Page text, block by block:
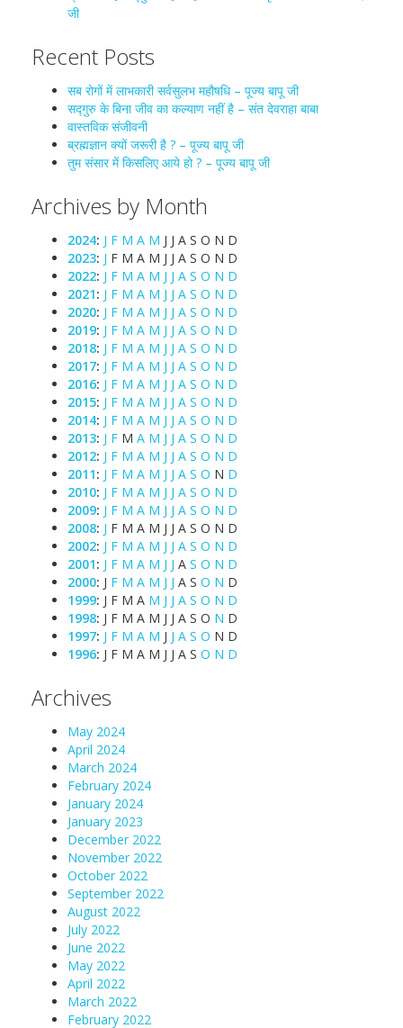
जी
Recent Posts
सब रोगों में लाभकारी सर्वसुलभ महौषधि – पूज्य बापू जी
सद्गुरु के बिना जीव का कल्याण नहीं है – संत देवराहा बाबा
वास्तविक संजीवनी
ब्रह्मज्ञान क्यों जरूरी है ? – पूज्य बापू जी
तुम संसार में किसलिए आये हो ? – पूज्य बापू जी
Archives by Month
2024: J F M A M J J A S O N D
2023: J F M A M J J A S O N D
2022: J F M A M J J A S O N D
2021: J F M A M J J A S O N D
2020: J F M A M J J A S O N D
2019: J F M A M J J A S O N D
2018: J F M A M J J A S O N D
2017: J F M A M J J A S O N D
2016: J F M A M J J A S O N D
2015: J F M A M J J A S O N D
2014: J F M A M J J A S O N D
2013: J F M A M J J A S O N D
2012: J F M A M J J A S O N D
2011: J F M A M J J A S O N D
2010: J F M A M J J A S O N D
2009: J F M A M J J A S O N D
2008: J F M A M J J A S O N D
2002: J F M A M J J A S O N D
2001: J F M A M J J A S O N D
2000: J F M A M J J A S O N D
1999: J F M A M J J A S O N D
1998: J F M A M J J A S O N D
1997: J F M A M J J A S O N D
1996: J F M A M J J A S O N D
Archives
May 2024
April 2024
March 2024
February 2024
January 2024
January 2023
December 2022
November 2022
October 2022
September 2022
August 2022
July 2022
June 2022
May 2022
April 2022
March 2022
February 2022